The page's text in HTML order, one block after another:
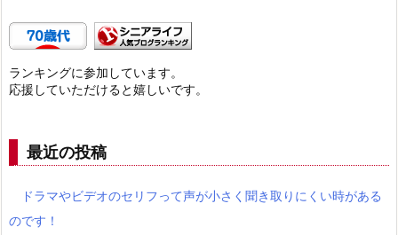
ランキングに参加しています。
応援していただけると嬉しいです。
最近の投稿
ドラマやビデオのセリフって声が小さく聞き取りにくい時がある
のです！